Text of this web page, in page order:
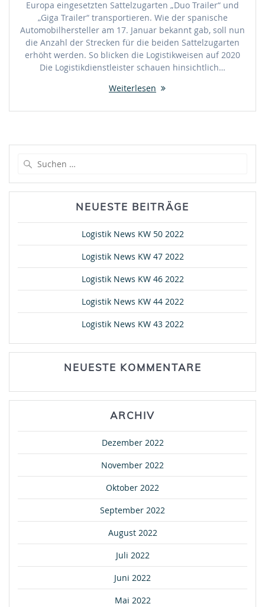
Europa eingesetzten Sattelzugarten „Duo Trailer“ und
„Giga Trailer“ transportieren. Wie der spanische
Automobilhersteller am 17. Januar bekannt gab, soll nun
die Anzahl der Strecken für die beiden Sattelzugarten
erhöht werden. So blicken die Logistikweisen auf 2020
Die Logistikdienstleister schauen hinsichtlich…
Weiterlesen
NEUESTE BEITRÄGE
Logistik News KW 50 2022
Logistik News KW 47 2022
Logistik News KW 46 2022
Logistik News KW 44 2022
Logistik News KW 43 2022
NEUESTE KOMMENTARE
ARCHIV
Dezember 2022
November 2022
Oktober 2022
September 2022
August 2022
Juli 2022
Juni 2022
Mai 2022